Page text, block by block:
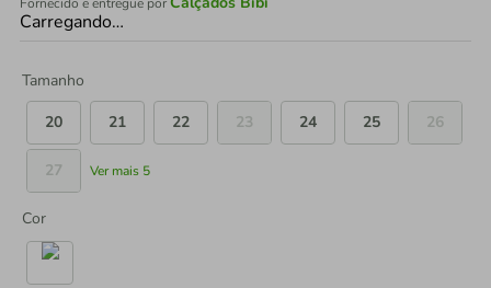
Carregando…
Tamanho
20
21 22 23 24 25 26
27 Ver mais 5
Cor